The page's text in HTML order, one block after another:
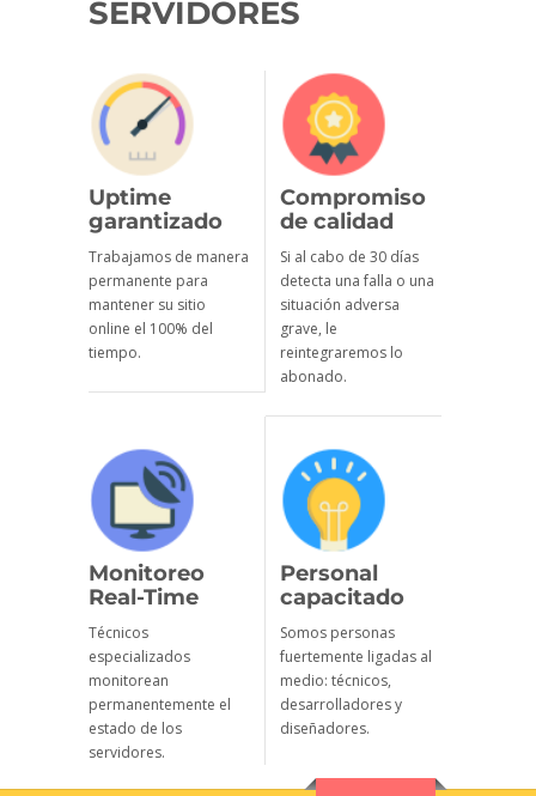
SERVIDORES
Uptime
garantizado
Trabajamos de manera
permanente para
mantener su sitio
online el 100% del
tiempo.
Compromiso
de calidad
Si al cabo de 30 días
detecta una falla o una
situación adversa
grave, le
reintegraremos lo
abonado.
Monitoreo
Real-Time
Técnicos
especializados
monitorean
permanentemente el
estado de los
servidores.
Personal
capacitado
Somos personas
fuertemente ligadas al
medio: técnicos,
desarrolladores y
diseñadores.